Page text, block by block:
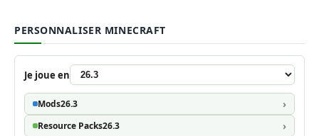
PERSONNALISER MINECRAFT
Je joue en
Mods26.3
Resource Packs26.3